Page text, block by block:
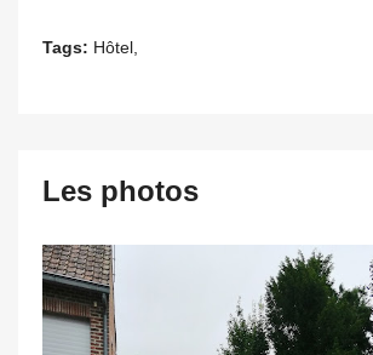
Tags: Hôtel,
Les photos